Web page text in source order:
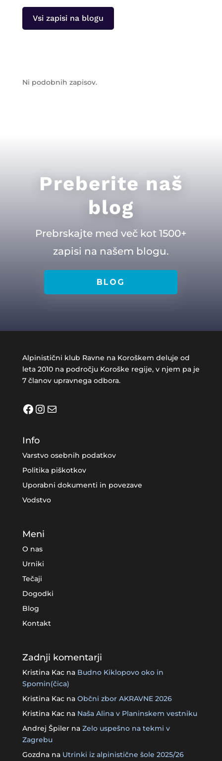
Vsi zapisi na blogu
Ni podobnih zapisov.
Preberite naš
blog
Prebrskajte med več kot 1500+
zapisi na našem blogu.
BLOG
Alpinistični klub Ravne na Koroškem deluje od
leta 2010 na področju Koroške regije, v njem pa je
7 članov upravnega odbora.
Facebook
Instagram
Mail
Info
Varstvo osebnih podatkov
Politika piškotkov
Uporabni dokumenti in povezave
Vodstvo
Meni
O nas
Urniki
Tečaji
Dogodki
Blog
Kontakt
Zadnji komentarji
Kristina Kacna Budno Kiklopovo oko in
Spomin(čica)
Kristina Kacna Občni zbor AKRAVNE 2026
Kristina Kacna Naša Alina v Planinskem vestniku
Andrej Špilerna Zelo uspešno na tekmi v
Zagrebu
Gozdnana Utrinki iz alpinistične šole 2025/26